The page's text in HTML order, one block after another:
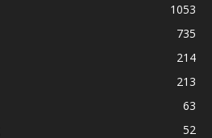
1053
735
214
213
63
52